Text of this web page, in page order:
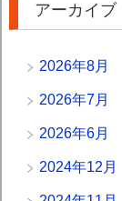
アーカイブ
2026年8月
2026年7月
2026年6月
2024年12月